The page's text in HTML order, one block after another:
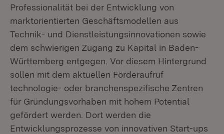
Professionalität bei der Entwicklung von
marktorientierten Geschäftsmodellen aus
Technik- und Dienstleistungsinnovationen sowie
dem schwierigen Zugang zu Kapital in Baden-
Württemberg entgegen. Vor diesem Hintergrund
sollen mit dem aktuellen Förderaufruf
technologie- oder branchenspezifische Zentren
für Gründungsvorhaben mit hohem Potential
gefördert werden. Dort werden die
Entwicklungsprozesse von innovativen Start-ups